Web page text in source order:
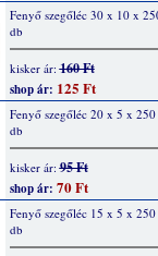
Fenyő szegőléc 30 x 10 x
db
kisker ár:160 Ft
shop ár: 125 Ft
Fenyő szegőléc 20 x 5 x
db
kisker ár:95 Ft
shop ár: 70 Ft
Fenyő szegőléc 15 x 5 x
db